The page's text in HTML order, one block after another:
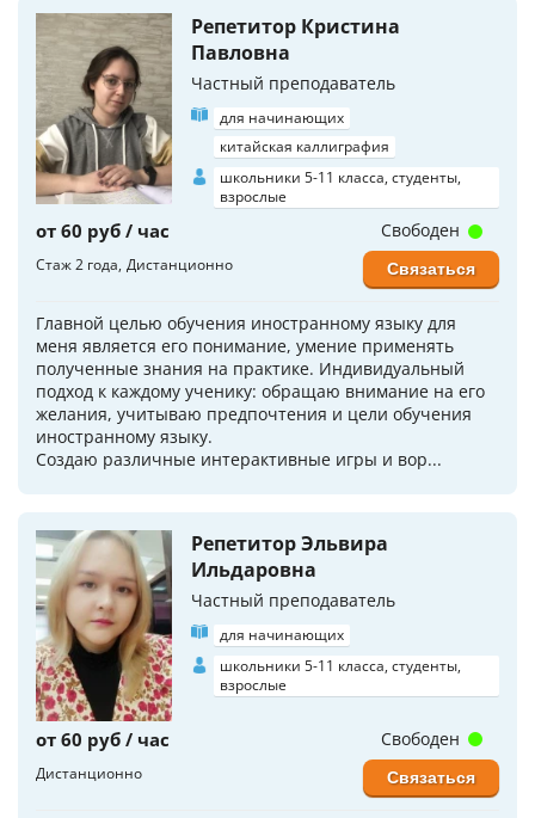
Репетитор Кристина
Павловна
Частный преподаватель
для начинающих
китайская каллиграфия
школьники 5-11 класса, студенты,
взрослые
от 60 руб / час
Стаж 2 года Дистанционно
Главной целью обучения иностранному языку для
меня является его понимание, умение применять
полученные знания на практике. Индивидуальный
подход к каждому ученику: обращаю внимание на его
желания, учитываю предпочтения и цели обучения
иностранному языку.
Создаю различные интерактивные игры и вор...
Свободен
Связаться
Репетитор Эльвира
Ильдаровна
Частный преподаватель
для начинающих
школьники 5-11 класса, студенты,
взрослые
от 60 руб / час
Дистанционно
Свободен
Связаться